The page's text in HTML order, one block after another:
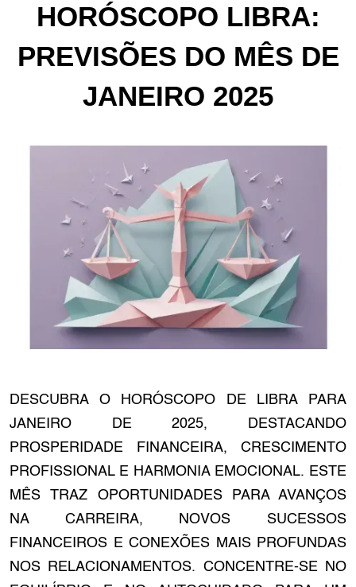
HORÓSCOPO LIBRA:
PREVISÕES DO MÊS DE
JANEIRO 2025
DESCUBRA O HORÓSCOPO DE LIBRA PARA
JANEIRO DE 2025, DESTACANDO
PROSPERIDADE FINANCEIRA, CRESCIMENTO
PROFISSIONAL E HARMONIA EMOCIONAL. ESTE
MÊS TRAZ OPORTUNIDADES PARA AVANÇOS
NA CARREIRA, NOVOS SUCESSOS
FINANCEIROS E CONEXÕES MAIS PROFUNDAS
NOS RELACIONAMENTOS. CONCENTRE-SE NO